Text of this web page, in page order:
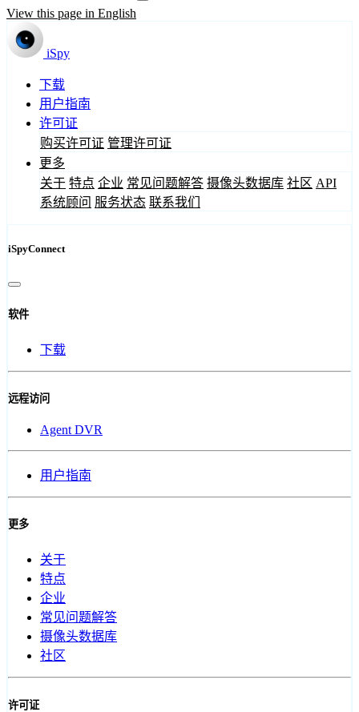
View this page in English
iSpy
下载
用户指南
许可证
购买许可证 管理许可证
更多
关于 特点 企业 常见问题解答 摄像头数据库 社区 API
系统顾问 服务状态 联系我们
iSpyConnect
软件
下载
远程访问
Agent DVR
用户指南
更多
关于
特点
企业
常见问题解答
摄像头数据库
社区
许可证